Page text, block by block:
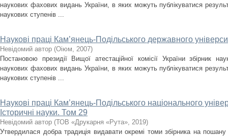
наукових фахових видань України, в яких можуть публікуватися
наукових ступенів ...
Наукові праці Кам’янець-Подільського державного
Невідомий автор (Оіюм, 2007)
Постановою президії Вищої атестаційної комісії України збірник
наукових фахових видань України, в яких можуть публікуватися
наукових ступенів ...
Наукові праці Кам’янець-Подільського національного
Історичні науки. Том 29
Невідомий автор (ТОВ «Друкарня «Рута», 2019)
Утвердилася добра традиція видавати окремі томи збірника на